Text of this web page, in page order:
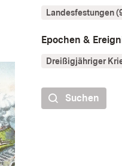
Landesfestungen
Epochen &
Dreißigjähriger
Suchen